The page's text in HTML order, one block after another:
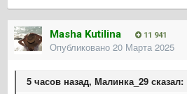
Masha Kutilina 11 941
Опубликовано 20 Марта 2025
5 часов назад, Малинка_29 сказал: